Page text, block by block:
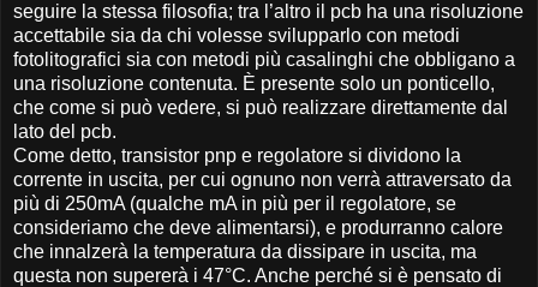
seguire la stessa filosofia; tra l’altro il pcb ha una risoluzione
accettabile sia da chi volesse svilupparlo con metodi
fotolitografici sia con metodi più casalinghi che obbligano a
una risoluzione contenuta. È presente solo un ponticello,
che come si può vedere, si può realizzare direttamente dal
lato del pcb.
Come detto, transistor pnp e regolatore si dividono la
corrente in uscita, per cui ognuno non verrà attraversato da
più di 250mA (qualche mA in più per il regolatore, se
consideriamo che deve alimentarsi), e produrranno calore
che innalzerà la temperatura da dissipare in uscita, ma
questa non supererà i 47°C. Anche perché si è pensato di